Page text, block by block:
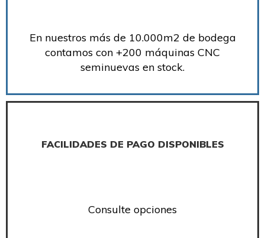
En nuestros más de 10.000m2 de bodega
contamos con +200 máquinas CNC
seminuevas en stock.
FACILIDADES DE PAGO DISPONIBLES
Consulte opciones